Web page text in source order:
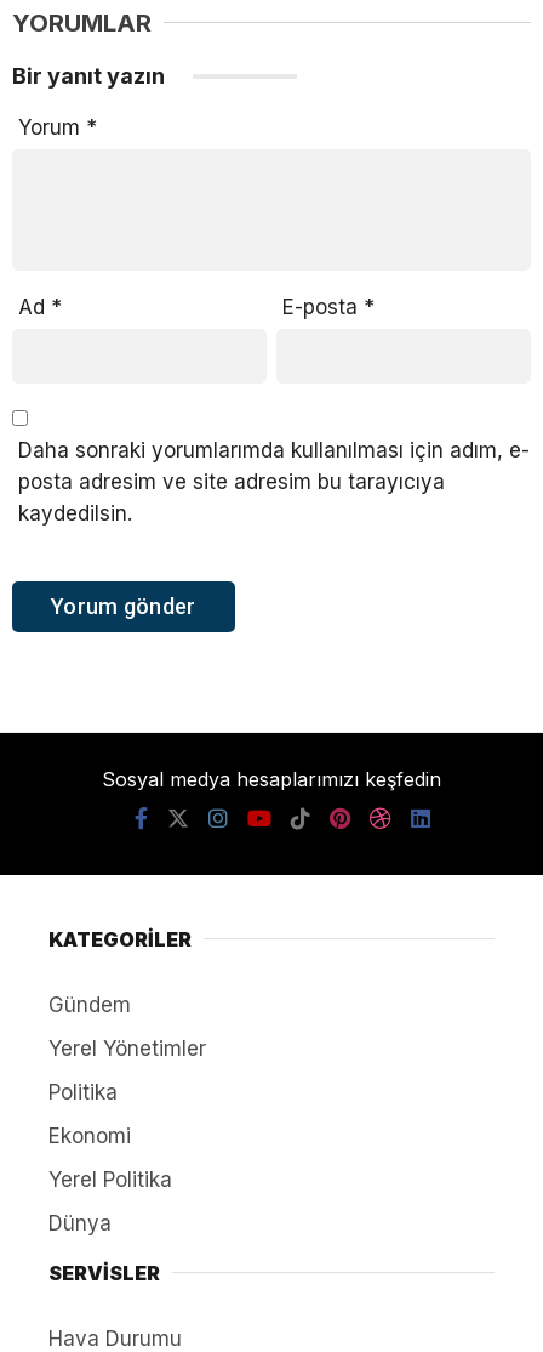
YORUMLAR
Bir yanıt yazın
Yorum *
Ad * E-posta *
Daha sonraki yorumlarımda kullanılması için adım, e-
posta adresim ve site adresim bu tarayıcıya
kaydedilsin.
Sosyal medya hesaplarımızı keşfedin
KATEGORİLER
Gündem
Yerel Yönetimler
Politika
Ekonomi
Yerel Politika
Dünya
SERVİSLER
Hava Durumu